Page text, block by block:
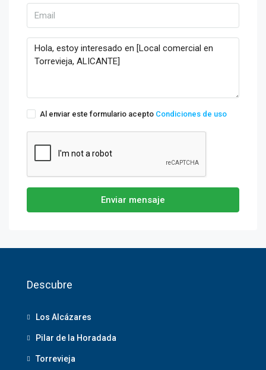
Al enviar este formulario acepto Condiciones de uso
Enviar mensaje
Descubre
Los Alcázares
Pilar de la Horadada
Torrevieja